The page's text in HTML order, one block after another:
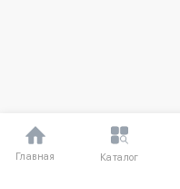
Главная Каталог